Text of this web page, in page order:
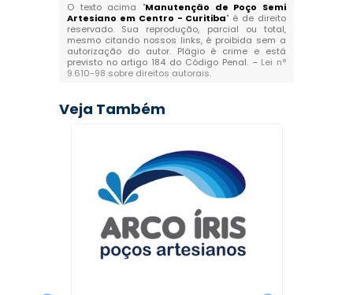
O texto acima "Manutenção de Poço Semi
Artesiano em Centro - Curitiba" é de direito
reservado. Sua reprodução, parcial ou total,
mesmo citando nossos links, é proibida sem a
autorização do autor. Plágio é crime e está
previsto no artigo 184 do Código Penal. – Lei n°
9.610-98 sobre direitos autorais.
Veja Também